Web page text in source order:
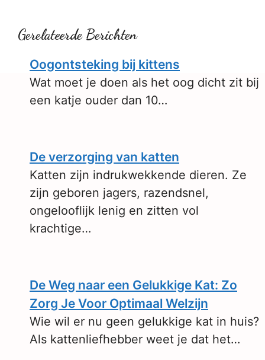
Gerelateerde Berichten
Oogontsteking bij kittens
Wat moet je doen als het oog dicht zit bij
een katje ouder dan 10…
De verzorging van katten
Katten zijn indrukwekkende dieren. Ze
zijn geboren jagers, razendsnel,
ongelooflijk lenig en zitten vol
krachtige…
De Weg naar een Gelukkige Kat: Zo
Zorg Je Voor Optimaal Welzijn
Wie wil er nu geen gelukkige kat in huis?
Als kattenliefhebber weet je dat het…